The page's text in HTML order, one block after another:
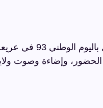
وإضاءة وصوت